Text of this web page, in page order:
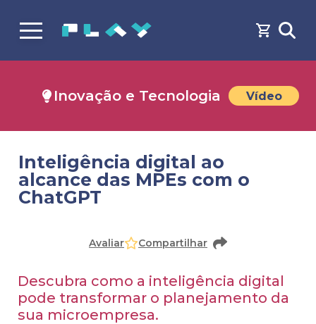
Inovação e Tecnologia Vídeo
Inteligência digital ao
alcance das MPEs com o
ChatGPT
Avaliar Compartilhar
Descubra como a inteligência digital
pode transformar o planejamento da
sua microempresa.